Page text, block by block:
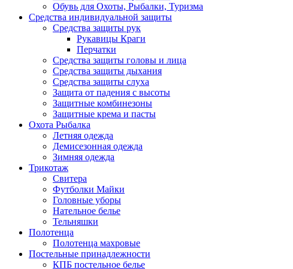
Обувь для Охоты, Рыбалки, Туризма
Средства индивидуальной защиты
Средства защиты рук
Рукавицы Краги
Перчатки
Средства защиты головы и лица
Средства защиты дыхания
Средства защиты слуха
Защита от падения с высоты
Защитные комбинезоны
Защитные крема и пасты
Охота Рыбалка
Летняя одежда
Демисезонная одежда
Зимняя одежда
Трикотаж
Свитера
Футболки Майки
Головные уборы
Нательное белье
Тельняшки
Полотенца
Полотенца махровые
Постельные принадлежности
КПБ постельное белье